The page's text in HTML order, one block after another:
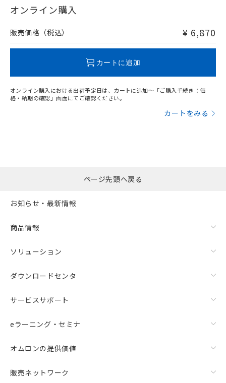
在庫等で未対応品が混在する可能性があります。
問い合わせください。
オンライン購入
販売価格（税込） ¥ 6,870
カートに追加
オンライン購入における出荷予定日は、カートに追加～「ご購入手続き：価
格・納期の確認」画面にてご確認ください。
カートをみる
ページ先頭へ戻る
お知らせ・最新情報
商品情報
ソリューション
ダウンロードセンタ
サービスサポート
eラーニング・セミナ
オムロンの提供価値
販売ネットワーク